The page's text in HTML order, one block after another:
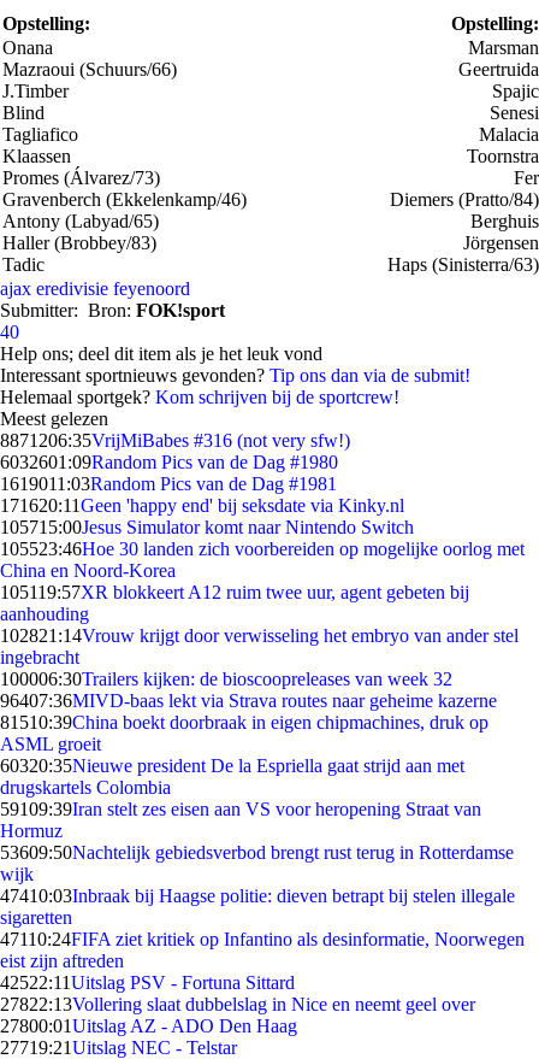
Opstelling:
Opstelling:
Onana
Mazraoui (Schuurs/66)
J.Timber
Blind
Tagliafico
Klaassen
Promes (Álvarez/73)
Gravenberch (Ekkelenkamp/46)
Antony (Labyad/65)
Haller (Brobbey/83)
Tadic
Marsman
Geertruida
Spajic
Senesi
Malacia
Toornstra
Fer
Diemers (Pratto/84)
Berghuis
Jörgensen
Haps (Sinisterra/63)
ajax eredivisie feyenoord
Submitter: Bron: FOK!sport
40
Help ons; deel dit item als je het leuk vond
Interessant sportnieuws gevonden? Tip ons dan via de submit!
Helemaal sportgek? Kom schrijven bij de sportcrew!
Meest gelezen
8871206:35VrijMiBabes #316 (not very sfw!)
6032601:09Random Pics van de Dag #1980
1619011:03Random Pics van de Dag #1981
171620:11Geen 'happy end' bij seksdate via Kinky.nl
105715:00Jesus Simulator komt naar Nintendo Switch
105523:46Hoe 30 landen zich voorbereiden op mogelijke oorlog met
China en Noord-Korea
105119:57XR blokkeert A12 ruim twee uur, agent gebeten bij
aanhouding
102821:14Vrouw krijgt door verwisseling het embryo van ander stel
ingebracht
100006:30Trailers kijken: de bioscoopreleases van week 32
96407:36MIVD-baas lekt via Strava routes naar geheime kazerne
81510:39China boekt doorbraak in eigen chipmachines, druk op
ASML groeit
60320:35Nieuwe president De la Espriella gaat strijd aan met
drugskartels Colombia
59109:39Iran stelt zes eisen aan VS voor heropening Straat van
Hormuz
53609:50Nachtelijk gebiedsverbod brengt rust terug in Rotterdamse
wijk
47410:03Inbraak bij Haagse politie: dieven betrapt bij stelen illegale
sigaretten
47110:24FIFA ziet kritiek op Infantino als desinformatie, Noorwegen
eist zijn aftreden
42522:11Uitslag PSV - Fortuna Sittard
27822:13Vollering slaat dubbelslag in Nice en neemt geel over
27800:01Uitslag AZ - ADO Den Haag
27719:21Uitslag NEC - Telstar